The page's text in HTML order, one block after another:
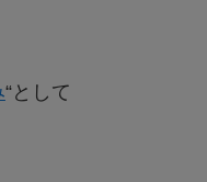
“として